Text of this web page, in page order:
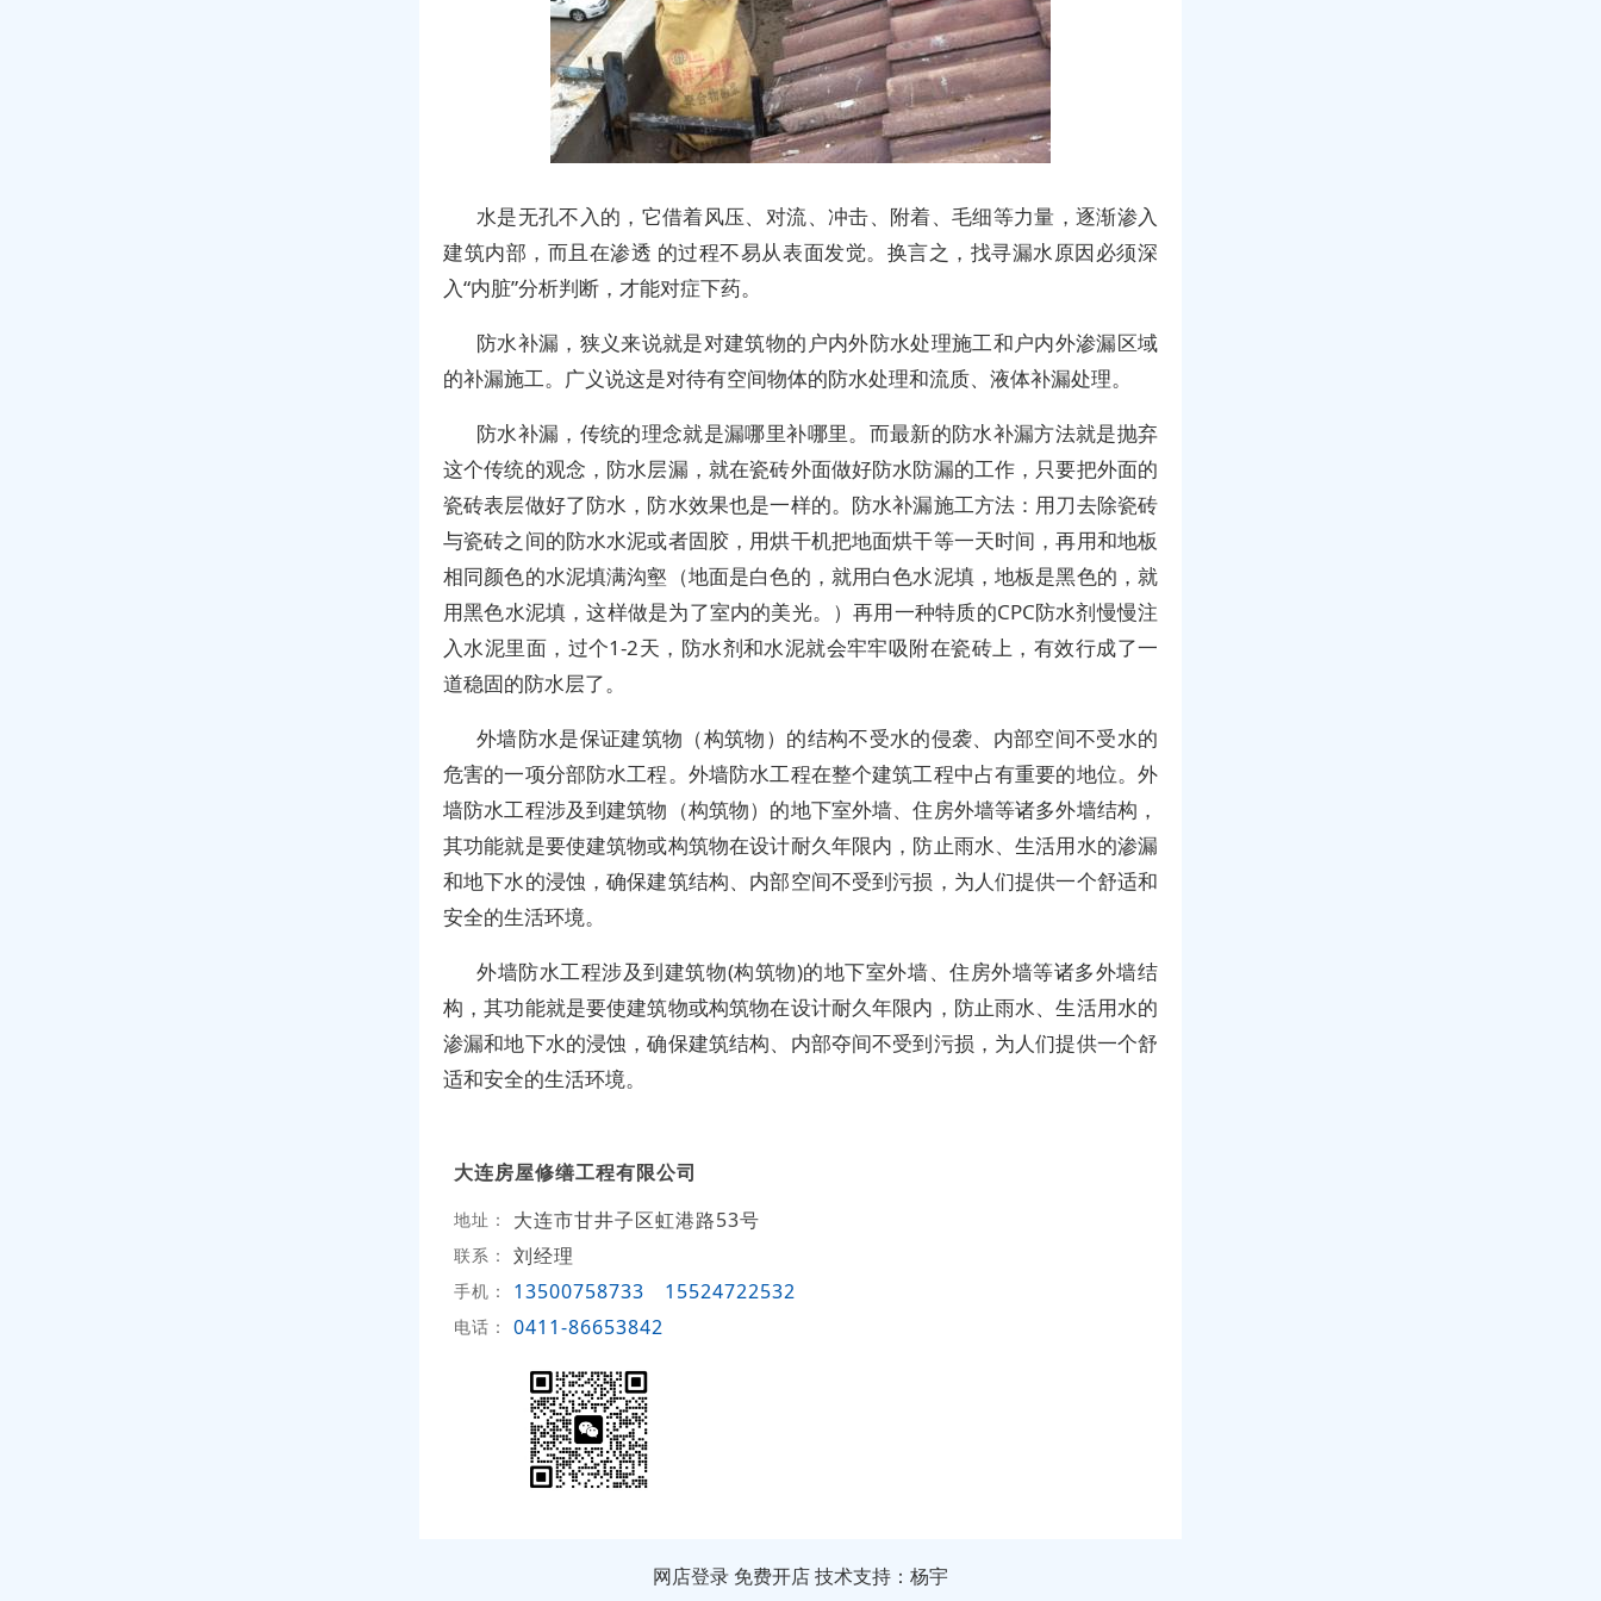
水是无孔不入的，它借着风压、对流、冲击、附着、毛细等力量，逐渐渗入
建筑内部，而且在渗透 的过程不易从表面发觉。换言之，找寻漏水原因必须深
入“内脏”分析判断，才能对症下药。
防水补漏，狭义来说就是对建筑物的户内外防水处理施工和户内外渗漏区域
的补漏施工。广义说这是对待有空间物体的防水处理和流质、液体补漏处理。
防水补漏，传统的理念就是漏哪里补哪里。而最新的防水补漏方法就是抛弃
这个传统的观念，防水层漏，就在瓷砖外面做好防水防漏的工作，只要把外面的
瓷砖表层做好了防水，防水效果也是一样的。防水补漏施工方法：用刀去除瓷砖
与瓷砖之间的防水水泥或者固胶，用烘干机把地面烘干等一天时间，再用和地板
相同颜色的水泥填满沟壑（地面是白色的，就用白色水泥填，地板是黑色的，就
用黑色水泥填，这样做是为了室内的美光。）再用一种特质的CPC防水剂慢慢注
入水泥里面，过个1-2天，防水剂和水泥就会牢牢吸附在瓷砖上，有效行成了一
道稳固的防水层了。
外墙防水是保证建筑物（构筑物）的结构不受水的侵袭、内部空间不受水的
危害的一项分部防水工程。外墙防水工程在整个建筑工程中占有重要的地位。外
墙防水工程涉及到建筑物（构筑物）的地下室外墙、住房外墙等诸多外墙结构，
其功能就是要使建筑物或构筑物在设计耐久年限内，防止雨水、生活用水的渗漏
和地下水的浸蚀，确保建筑结构、内部空间不受到污损，为人们提供一个舒适和
安全的生活环境。
外墙防水工程涉及到建筑物(构筑物)的地下室外墙、住房外墙等诸多外墙结
构，其功能就是要使建筑物或构筑物在设计耐久年限内，防止雨水、生活用水的
渗漏和地下水的浸蚀，确保建筑结构、内部夺间不受到污损，为人们提供一个舒
适和安全的生活环境。
大连房屋修缮工程有限公司
地址： 大连市甘井子区虹港路53号
联系： 刘经理
手机： 13500758733 15524722532
电话： 0411-86653842
网店登录 免费开店技术支持：杨宇